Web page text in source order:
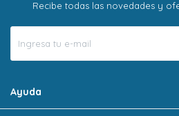
Recibe todas las novedades y
Ayuda